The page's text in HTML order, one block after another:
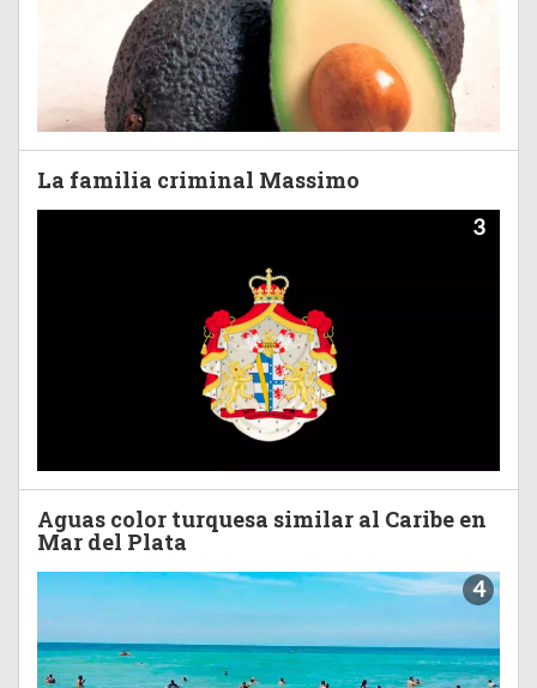
La familia criminal Massimo
3
Aguas color turquesa similar al Caribe en
Mar del Plata
4